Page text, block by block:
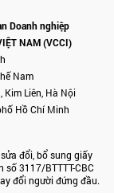
Doanh nghiệp
NAM (VCCI)
Nam
Kim Liên, Hà Nội
Hồ Chí Minh
đổi, bổ sung giấy
3117/BTTTT-CBC
đổi người đứng đầu.